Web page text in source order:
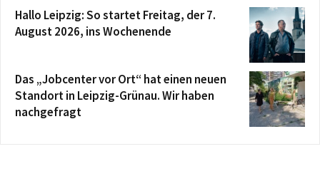
Hallo Leipzig: So startet Freitag, der 7.
August 2026, ins Wochenende
Das „Jobcenter vor Ort“ hat einen neuen
Standort in Leipzig-Grünau. Wir haben
nachgefragt